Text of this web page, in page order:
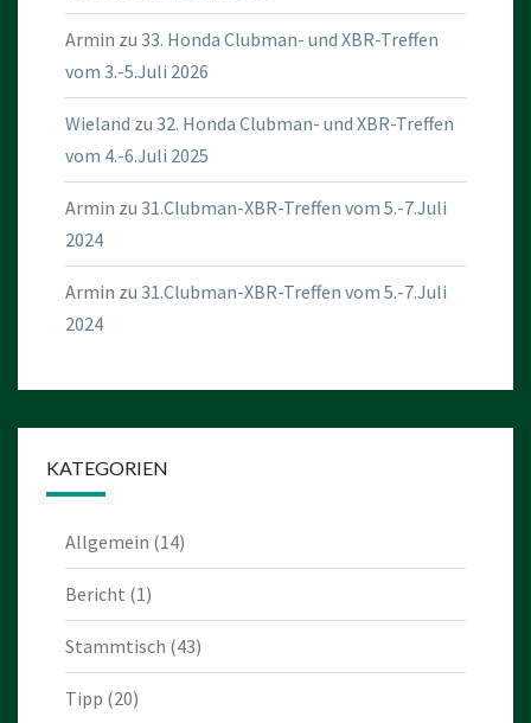
Armin zu 33. Honda Clubman- und XBR-Treffen
vom 3.-5.Juli 2026
Wieland zu 32. Honda Clubman- und XBR-Treffen
vom 4.-6.Juli 2025
Armin zu 31.Clubman-XBR-Treffen vom 5.-7.Juli
2024
Armin zu 31.Clubman-XBR-Treffen vom 5.-7.Juli
2024
KATEGORIEN
Allgemein (14)
Bericht (1)
Stammtisch (43)
Tipp (20)